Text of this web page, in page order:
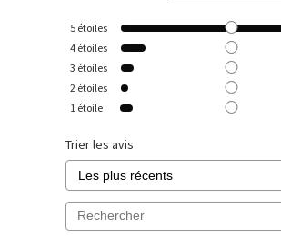
5 étoiles
4 étoiles
3 étoiles
2 étoiles
1 étoile
Trier les avis